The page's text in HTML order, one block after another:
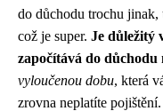
do důchodu trochu jinak,
což je super. Je důležitý
započítává do důchodu
vyloučenou dobu, která
zrovna neplatíte